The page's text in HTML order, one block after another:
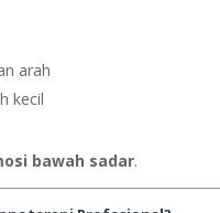
arah
kecil
bawah sadar.